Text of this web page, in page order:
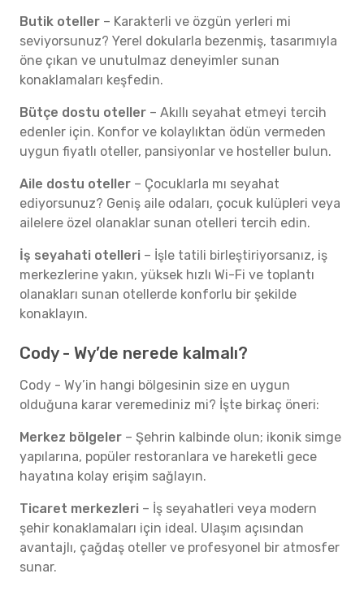
Butik oteller – Karakterli ve özgün yerleri mi
seviyorsunuz? Yerel dokularla bezenmiş, tasarımıyla
öne çıkan ve unutulmaz deneyimler sunan
konaklamaları keşfedin.
Bütçe dostu oteller – Akıllı seyahat etmeyi tercih
edenler için. Konfor ve kolaylıktan ödün vermeden
uygun fiyatlı oteller, pansiyonlar ve hosteller bulun.
Aile dostu oteller – Çocuklarla mı seyahat
ediyorsunuz? Geniş aile odaları, çocuk kulüpleri veya
ailelere özel olanaklar sunan otelleri tercih edin.
İş seyahati otelleri – İşle tatili birleştiriyorsanız, iş
merkezlerine yakın, yüksek hızlı Wi-Fi ve toplantı
olanakları sunan otellerde konforlu bir şekilde
konaklayın.
Cody - Wy’de nerede kalmalı?
Cody - Wy’in hangi bölgesinin size en uygun
olduğuna karar veremediniz mi? İşte birkaç öneri:
Merkez bölgeler – Şehrin kalbinde olun; ikonik simge
yapılarına, popüler restoranlara ve hareketli gece
hayatına kolay erişim sağlayın.
Ticaret merkezleri – İş seyahatleri veya modern
şehir konaklamaları için ideal. Ulaşım açısından
avantajlı, çağdaş oteller ve profesyonel bir atmosfer
sunar.